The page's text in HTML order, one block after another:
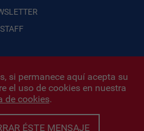
STAFF
S.A. · CUIT: 30710438486 |
de datos personales
Biain
reCAPTCHA y con Políticas de
si permanece aquí acepta su
el uso de cookies en nuestra
de cookies.
ÉSTE MENSAJE